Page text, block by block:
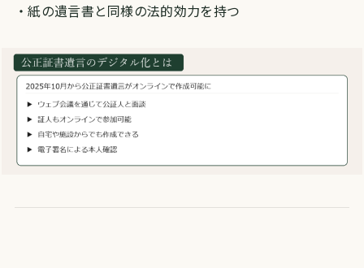
・紙の遺言書と同様の法的効力を持つ